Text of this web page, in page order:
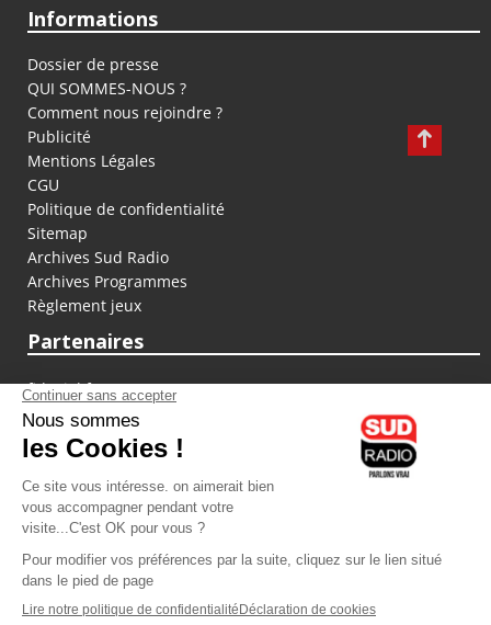
Informations
Dossier de presse
QUI SOMMES-NOUS ?
Comment nous rejoindre ?
Publicité
Mentions Légales
CGU
Politique de confidentialité
Sitemap
Archives Sud Radio
Archives Programmes
Règlement jeux
Partenaires
fiducial.fr
lyoncapitale.fr
olympique-et-lyonnais.com
L'application Iphone / Android
Téléchargez l'application
Les cookies